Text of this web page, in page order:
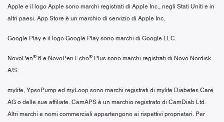
Apple e il logo Apple sono marchi registrati di Apple Inc., negli Stati Uniti e in
altri paesi. App Store è un marchio di servizio di Apple Inc.
Google Play e il logo Google Play sono marchi di Google LLC.
NovoPen® 6 e NovoPen Echo® Plus sono marchi registrati di Novo Nordisk
A/S.
mylife, YpsoPump ed myLoop sono marchi registrati di mylife Diabetes Care
AG o delle sue affiliate. CamAPS è un marchio registrato di CamDiab Ltd.
Altri marchi e nomi commerciali appartengono ai rispettivi proprietari. Per